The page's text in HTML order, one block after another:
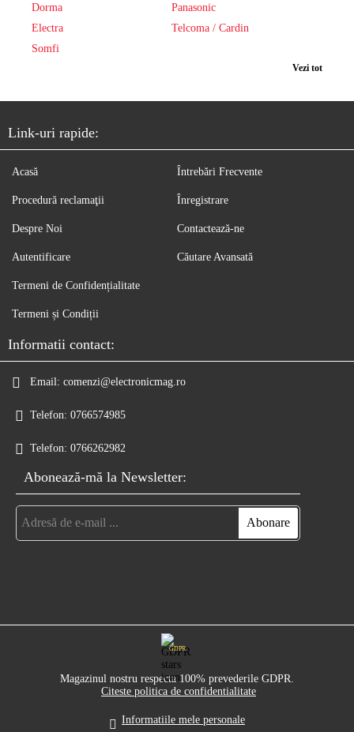
Dorma
Panasonic
Electra
Telcoma / Cardin
Somfi
Vezi tot
Link-uri rapide:
Acasă
Procedură reclamaţii
Despre Noi
Autentificare
Întrebări Frecvente
Înregistrare
Contactează-ne
Căutare Avansată
Termeni de Confidențialitate
Termeni și Condiții
Informatii contact:
Email: comenzi@electronicmag.ro
Telefon: 0766574985
Telefon: 0766262982
Abonează-mă la Newsletter:
GDPR
Magazinul nostru respecta 100% prevederile GDPR.
Citeste politica de confidentialitate
Informatiile mele personale